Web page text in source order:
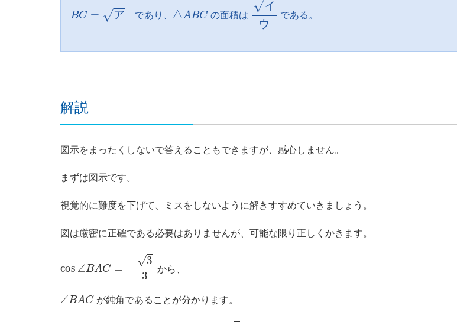
BC = √ア であり、 △ABC
△ A BCの面積は
√イ
ウ
である。
解説
図示をまったくしないで答えることもできますが、感心しません。
まずは図示です。
視覚的に難度を下げて、ミスをしないように解きすすめていきましょう。
図は厳密に正確である必要はありませんが、可能な限り正しくかきます。
cos ∠BAC = −
√3
3
から、
∠BAC
∠B ACが鈍角であることが分かります。